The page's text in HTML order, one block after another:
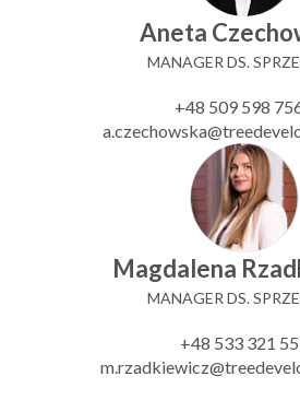
Aneta
MANAGER DS.
+48 509 598
Magdalena
MANAGER DS.
+48 533 321